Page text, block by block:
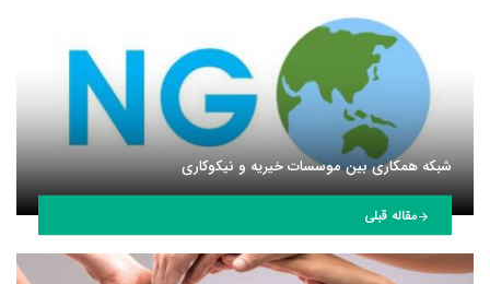
شبکه همکاری بین موسسات خیریه و نیکوکاری
مقاله قبلی